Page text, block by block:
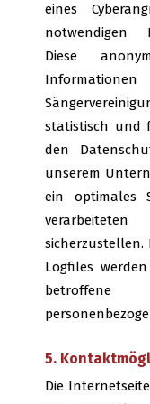
eines
notwendigen
Diese
statistisch und
den
unserem
ein optimales
verarbeiteten
sicherzustellen.
Logfiles
betroffene
5.
Die